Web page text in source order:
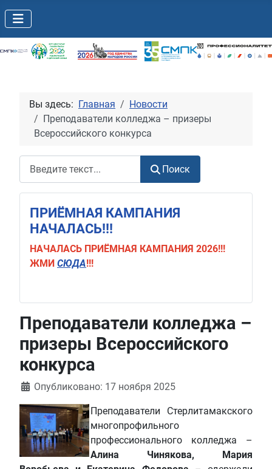
Вы здесь: Главная
Новости
Преподаватели колледжа – призеры
Всероссийского конкурса
Поиск
ПРИЁМНАЯ КАМПАНИЯ
НАЧАЛАСЬ!!!
НАЧАЛАСЬ ПРИЁМНАЯ КАМПАНИЯ 2026!!!
ЖМИ СЮДА!!!
Преподаватели колледжа –
призеры Всероссийского
конкурса
Информация о материале
Опубликовано: 17 ноября 2025
Преподаватели Стерлитамакского
многопрофильного
профессионального колледжа –
Алина Чинякова, Мария